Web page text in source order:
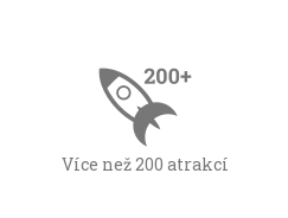
Více než 200 atrakcí